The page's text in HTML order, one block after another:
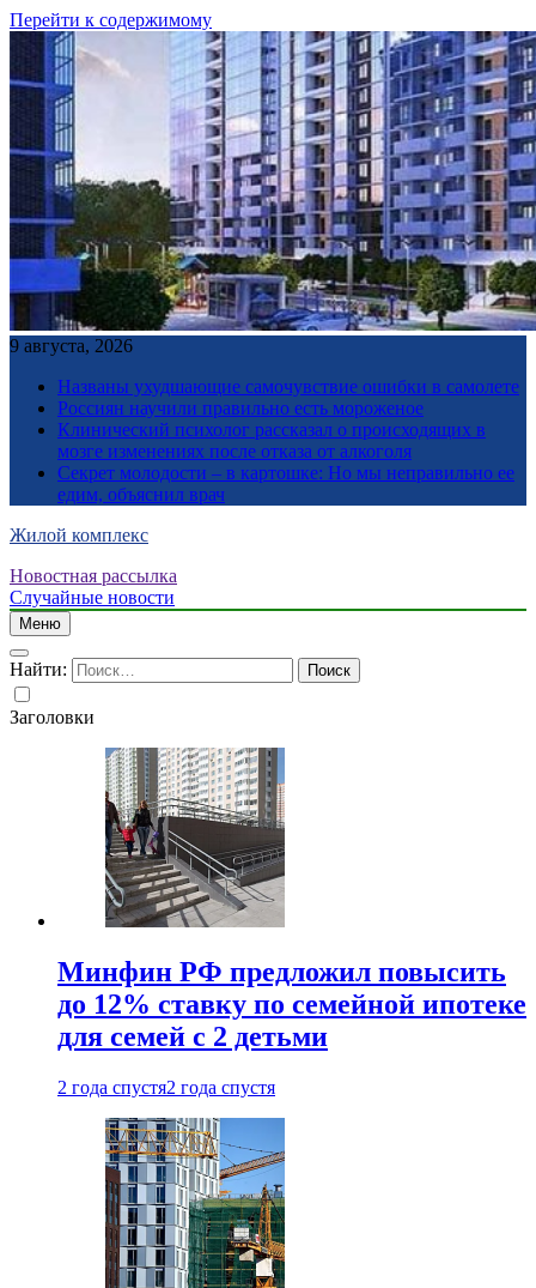
Перейти к содержимому
9 августа, 2026
Названы ухудшающие самочувствие ошибки в самолете
Россиян научили правильно есть мороженое
Клинический психолог рассказал о происходящих в
мозге изменениях после отказа от алкоголя
Секрет молодости – в картошке: Но мы неправильно ее
едим, объяснил врач
Жилой комплекс
Новостная рассылка
Случайные новости
Меню
Найти:
Заголовки
Минфин РФ предложил повысить
до 12% ставку по семейной ипотеке
для семей с 2 детьми
2 года спустя2 года спустя